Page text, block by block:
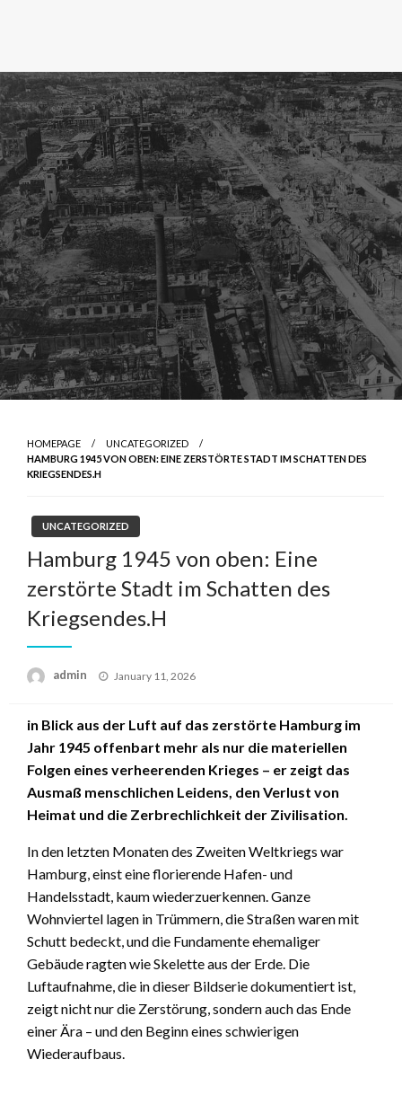
HOMEPAGE
UNCATEGORIZED
HAMBURG 1945 VON OBEN: EINE ZERSTÖRTE STADT IM SCHATTEN DES
KRIEGSENDES.H
UNCATEGORIZED
Hamburg 1945 von oben: Eine
zerstörte Stadt im Schatten des
Kriegsendes.H
admin
Posted
January 11, 2026
in Blick aus der Luft auf das zerstörte Hamburg im
Jahr 1945 offenbart mehr als nur die materiellen
Folgen eines verheerenden Krieges – er zeigt das
Ausmaß menschlichen Leidens, den Verlust von
Heimat und die Zerbrechlichkeit der Zivilisation.
In den letzten Monaten des Zweiten Weltkriegs war
Hamburg, einst eine florierende Hafen- und
Handelsstadt, kaum wiederzuerkennen. Ganze
Wohnviertel lagen in Trümmern, die Straßen waren mit
Schutt bedeckt, und die Fundamente ehemaliger
Gebäude ragten wie Skelette aus der Erde. Die
Luftaufnahme, die in dieser Bildserie dokumentiert ist,
zeigt nicht nur die Zerstörung, sondern auch das Ende
einer Ära – und den Beginn eines schwierigen
Wiederaufbaus.